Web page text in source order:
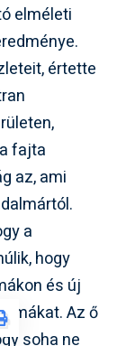
elméleti
értette
fajta
az, ami
a
hogy
és új
Az ő
soha ne